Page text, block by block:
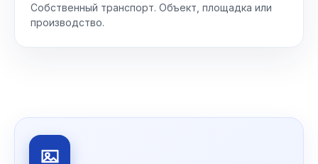
Собственный транспорт. Объект, площадка или
производство.